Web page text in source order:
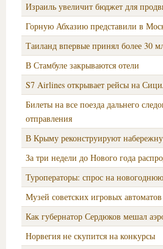
Израиль увеличит бюджет для
Горную Абхазию представили в
Таиланд впервые принял более 30
В Стамбуле закрываются отели
S7 Airlines открывает рейсы на
Билеты на все поезда дальнего
отправления
В Крыму реконструируют
За три недели до Нового года
Туроператоры: спрос на
Музей советских игровых
Как губернатор Сердюков мешал
Норвегия не скупится на конкурсы